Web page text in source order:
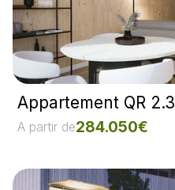
Appartement QR 2.3
A partir de284.050€